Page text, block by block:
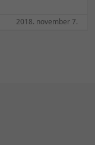
2018. november 7.